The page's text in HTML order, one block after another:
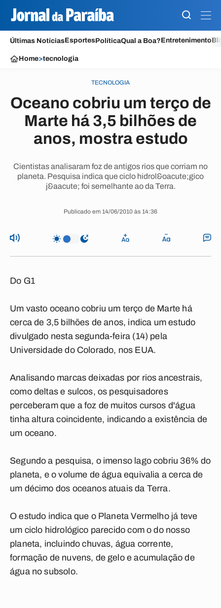
Últimas NotíciasEsportesPolíticaQual a Boa?Entretenimento
Home>tecnologia
TECNOLOGIA
Oceano cobriu um terço de
Marte há 3,5 bilhões de
anos, mostra estudo
Cientistas analisaram foz de antigos rios que corriam no
planeta. Pesquisa indica que ciclo hidrol&oacute;gico
j&aacute; foi semelhante ao da Terra.
Publicado em 14/06/2010 às 14:36
Do G1
Um vasto oceano cobriu um terço de Marte há
cerca de 3,5 bilhões de anos, indica um estudo
divulgado nesta segunda-feira (14) pela
Universidade do Colorado, nos EUA.
Analisando marcas deixadas por rios ancestrais,
como deltas e sulcos, os pesquisadores
perceberam que a foz de muitos cursos d'água
tinha altura coincidente, indicando a existência de
um oceano.
Segundo a pesquisa, o imenso lago cobriu 36% do
planeta, e o volume de água equivalia a cerca de
um décimo dos oceanos atuais da Terra.
O estudo indica que o Planeta Vermelho já teve
um ciclo hidrológico parecido com o do nosso
planeta, incluindo chuvas, água corrente,
formação de nuvens, de gelo e acumulação de
água no subsolo.